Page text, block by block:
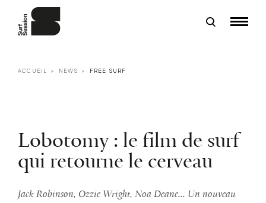
ACCUEIL NEWS FREE SURF
Lobotomy : le film de surf
qui retourne le cerveau
Jack Robinson, Ozzie Wright, Noa Deane... Un nouveau